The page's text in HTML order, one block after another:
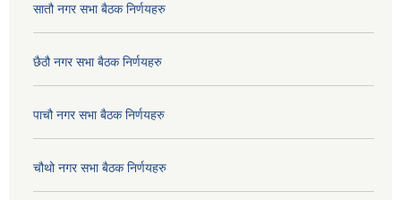
सातौ नगर सभा बैठक निर्णयहरु
छैठौ नगर सभा बैठक निर्णयहरु
पाचौ नगर सभा बैठक निर्णयहरु
चौथो नगर सभा बैठक निर्णयहरु